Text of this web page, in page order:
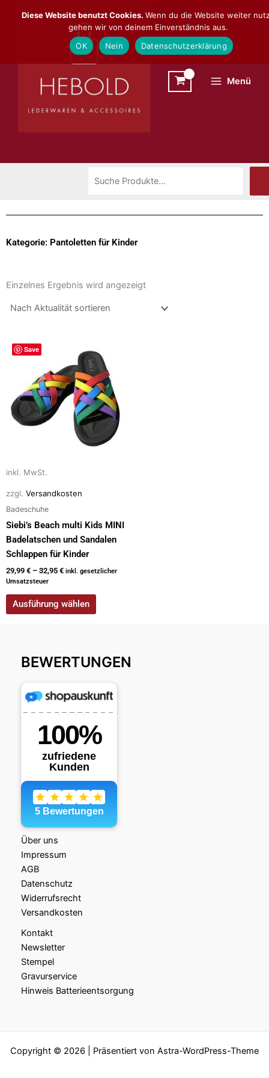
Inhalt
Menü
Kategorie: Pantoletten für Kinder
Einzelnes Ergebnis wird angezeigt
Save
inkl. MwSt.
zzgl. Versandkosten
Badeschuhe
Siebi’s Beach multi Kids MINI
Badelatschen und Sandalen
Schlappen für Kinder
29,99 € – 32,95 € inkl. gesetzlicher
Umsatzsteuer
Ausführung wählen
Dieses
Produkt
mehrere
Varianten
auf.
auf
Produktseite
gewählt
werden
BEWERTUNGEN
Über uns
Impressum
AGB
Datenschutz
Widerrufsrecht
Versandkosten
Kontakt
Newsletter
Stempel
Gravurservice
Hinweis Batterieentsorgung
Copyright © 2026 | Präsentiert von Astra-WordPress-Theme
Diese Website benutzt Cookies. Wenn du die Website weiter
gehen wir von deinem Einverständnis aus.
OK
Nein Datenschutzerklärung